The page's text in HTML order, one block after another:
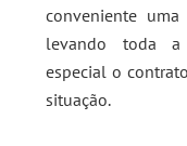
conveniente
levando toda a
especial o
situação.